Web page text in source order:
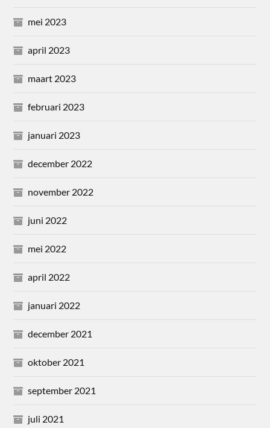
mei 2023
april 2023
maart 2023
februari 2023
januari 2023
december 2022
november 2022
juni 2022
mei 2022
april 2022
januari 2022
december 2021
oktober 2021
september 2021
juli 2021